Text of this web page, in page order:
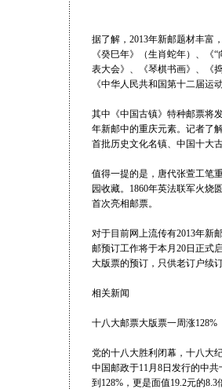
据了解，2013年新邮题材丰富
《癸巳年》（生肖蛇年）、《
表大会》、《琴棋书画》、《
《中华人民共和国第十二届
其中《中国古镇》特种邮票将
年新邮中的重庆元素。记者了
首批历史文化名镇、中国十大
值得一提的是，唐代张萱工笔
园收藏。1860年英法联军火烧
首次亮相邮票。
对于目前网上流传有2013年新
邮预订工作将于本月20日正式
大版票的预订，只供老订户续
相关新闻
十八大邮票大版票一周涨128%
党的十八大胜利闭幕，十八大
中国邮政于11月8日发行的中
到128%，更是面值19.2元的8.3